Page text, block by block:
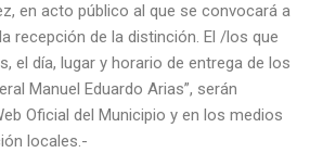
en acto público al que se convocará a
recepción de la distinción. El /los que
el día, lugar y horario de entrega de los
Manuel Eduardo Arias”, serán
Oficial del Municipio y en los medios
locales.-